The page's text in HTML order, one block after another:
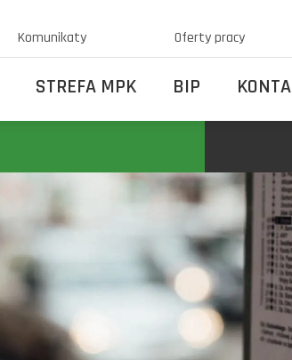
Komunikaty Oferty pracy
STREFA MPK BIP